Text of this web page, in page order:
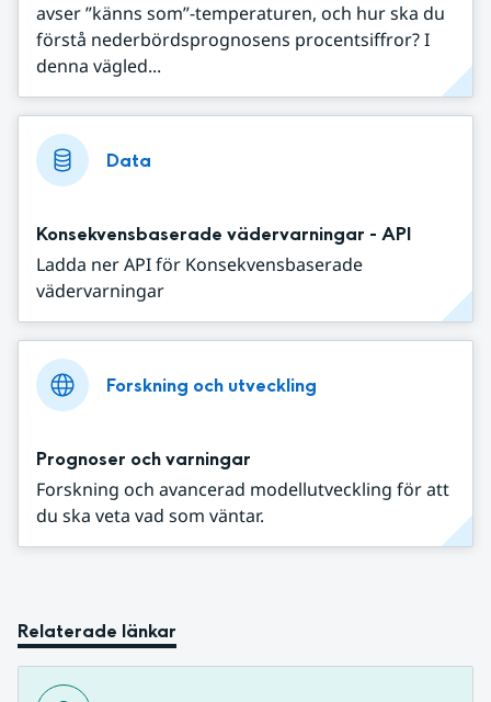
avser ”känns som”-temperaturen, och hur ska du
förstå nederbördsprognosens procentsiffror? I
denna vägled...
Data
Konsekvensbaserade vädervarningar - API
Ladda ner API för Konsekvensbaserade
vädervarningar
Forskning och utveckling
Prognoser och varningar
Forskning och avancerad modellutveckling för att
du ska veta vad som väntar.
Relaterade länkar